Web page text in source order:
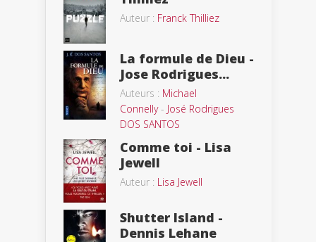
Auteur : Franck Thilliez
La formule de Dieu -
Jose Rodrigues...
Auteurs : Michael
Connelly- José Rodrigues
DOS SANTOS
Comme toi - Lisa
Jewell
Auteur : Lisa Jewell
Shutter Island -
Dennis Lehane